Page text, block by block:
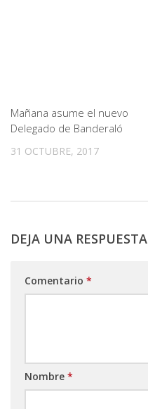
Mañana asume el nuevo
Delegado de Banderaló
31 OCTUBRE, 2017
DEJA UNA RESPUESTA
Comentario *
Nombre *